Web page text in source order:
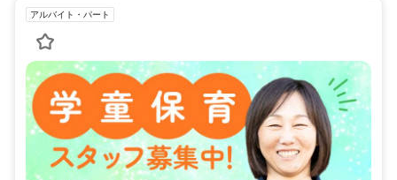
アルバイト・パート